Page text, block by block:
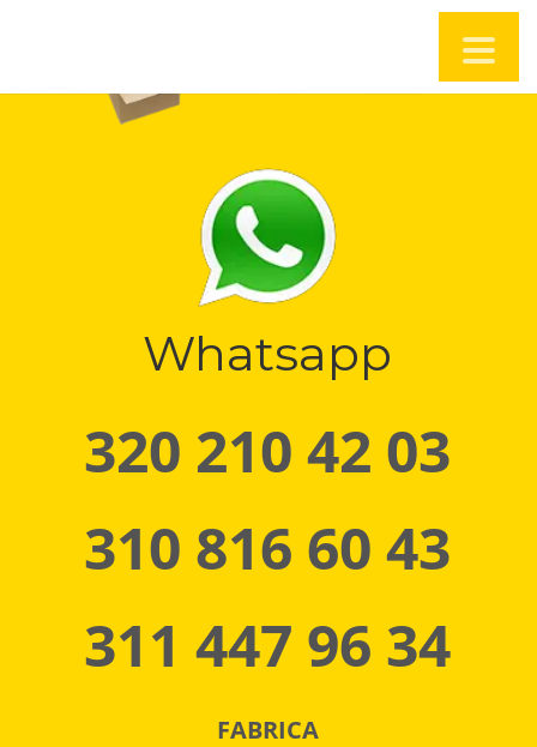
Whatsapp
320 210 42 03
310 816 60 43
311 447 96 34
FABRICA